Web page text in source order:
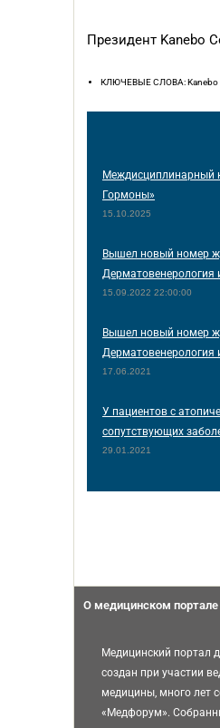
Президент Kanebo
КЛЮЧЕВЫЕ СЛОВА: Kanebo
Междисциплинарный
Гормоны»
15.10.2025
Вышел новый номер
Дерматовенерология
15.09.2022 22:00:00
Вышел новый номер
Дерматовенерология
17.06.2021
У пациентов с
сопутствующих
29.01.2021
О медицинском портале
Медицинский портал
создан при участии
медицины, много лет
«Медфорум».